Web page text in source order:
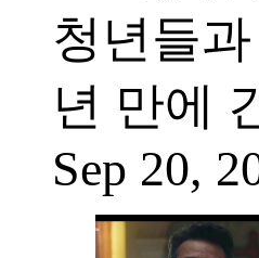
청년들
년 만에
Sep 20,